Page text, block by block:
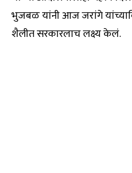
भुजबळ यांनी आज जरांगे
शैलीत सरकारलाच लक्ष्य केलं.